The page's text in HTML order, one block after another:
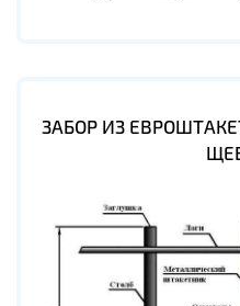
ЗАБОР ИЗ